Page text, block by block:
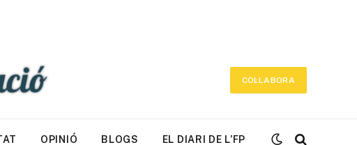
COL·LABORA
OPINIÓ BLOGS EL DIARI DE L’FP